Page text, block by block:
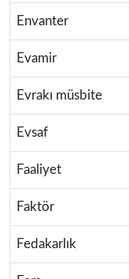
Envanter
Evamir
Evrakı müsbite
Evsaf
Faaliyet
Faktör
Fedakarlık